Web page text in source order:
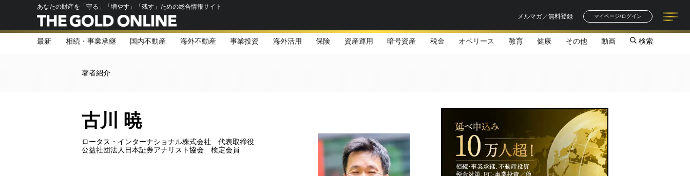
あなたの財産を「守る」「増やす」「残す」ための総合情報サイト
メルマガ／無料登録
マイページ/ログイン
記事一覧
著者一覧
最新 相続・事業承継 国内不動産 海外不動産 事業投資 海外活用 保険 資産運用 暗号資産 税金 オペリース 教育 健康 その他 動画 検索
著者紹介
古川 暁
ロータス・インターナショナル株式会社 代表取締役
公益社団法人日本証券アナリスト協会 検定会員